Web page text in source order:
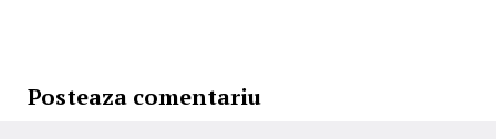
Posteaza comentariu